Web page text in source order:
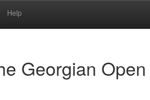
Help
Georgian